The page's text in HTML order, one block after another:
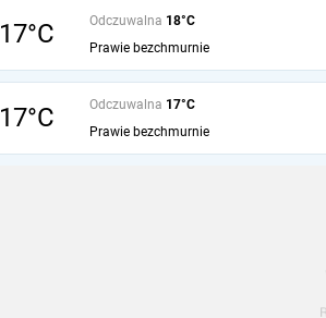
17°C Odczuwalna 18°C
Prawie bezchmurnie
17°C Odczuwalna 17°C
Prawie bezchmurnie